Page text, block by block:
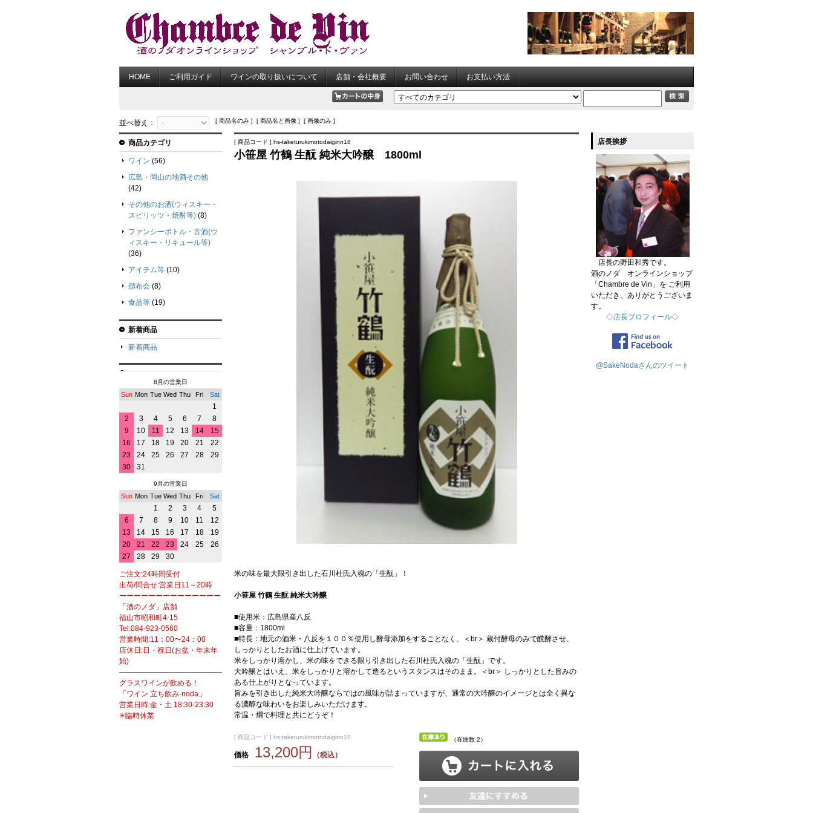
HOME ご利用ガイド ワインの取り扱いについて 店舗・会社概要 お問い合わせ お支払い方法
並べ替え： [ 商品名のみ ] [ 商品名と画像 ] [ 画像のみ ]
[ 商品コード ] hs-taketurukimotodaiginn18
小笹屋 竹鶴 生酛 純米大吟醸 1800ml
米の味を最大限引き出した石川杜氏入魂の「生酛」！
小笹屋 竹鶴 生酛 純米大吟醸
■使用米：広島県産八反
■容量：1800ml
■特長：地元の酒米・八反を１００％使用し酵母添加をすることなく、＜br＞ 蔵付酵母のみで醗酵させ、
しっかりとしたお酒に仕上げています。
米をしっかり溶かし、米の味をできる限り引き出した石川杜氏入魂の「生酛」です。
大吟醸とはいえ、米をしっかりと溶かして造るというスタンスはそのまま。＜br＞ しっかりとした旨みの
ある仕上がりとなっています。
旨みを引き出した純米大吟醸ならではの風味が詰まっていますが、通常の大吟醸のイメージとは全く異な
る濃醇な味わいをお楽しみいただけます。
常温・燗で料理と共にどうぞ！
[ 商品コード ] hs-taketurukimotodaiginn18
価格 13,200円 （税込）
（在庫数 2）
商品カテゴリ
ワイン (56)
広島・岡山の地酒その他
(42)
その他のお酒(ウィスキー・
スピリッツ・焼酎等) (8)
ファンシーボトル・古酒(ウ
ィスキー・リキュール等)
(36)
アイテム等 (10)
頒布会 (8)
食品等 (19)
新着商品
新着商品
8月の営業日
Sun Mon Tue Wed Thu Fri Sat
1
2
3 4 5 6 7
8
9
10 11 12 13 14
15
16
17 18 19 20 21
22
23
24 25 26 27 28
29
30
31
9月の営業日
Sun Mon Tue Wed Thu Fri Sat
1 2 3 4
5
6
7 8 9 10 11
12
13
14 15 16 17 18
19
20
21 22 23 24 25
26
27
28 29 30
ご注文:24時間受付
出荷/問合せ:営業日11～20時
ーーーーーーーーーーーーーー
「酒のノダ」店舗
福山市昭和町4-15
Tel:084-923-0560
営業時間:11：00〜24：00
店休日:日・祝日(お盆・年末年
始)
――――――――――――――――――
グラスワインが飲める！
「ワイン 立ち飲み-noda」
営業日時:金・土 18:30-23:30
✳臨時休業
店長挨拶
店長の野田和秀です。
酒のノダ オンラインショップ
「Chambre de Vin」を ご利用
いただき、ありがとうございま
す。
◇店長プロフィール◇
@SakeNodaさんのツイート